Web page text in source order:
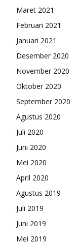
Maret 2021
Februari 2021
Januari 2021
Desember 2020
November 2020
Oktober 2020
September 2020
Agustus 2020
Juli 2020
Juni 2020
Mei 2020
April 2020
Agustus 2019
Juli 2019
Juni 2019
Mei 2019